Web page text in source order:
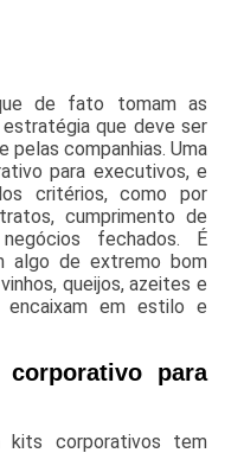
de fato tomam as
que deve ser
pelas companhias. Uma
para executivos, e
critérios, como por
cumprimento de
fechados. É
algo de extremo bom
queijos, azeites e
em estilo e
para
kits corporativos tem